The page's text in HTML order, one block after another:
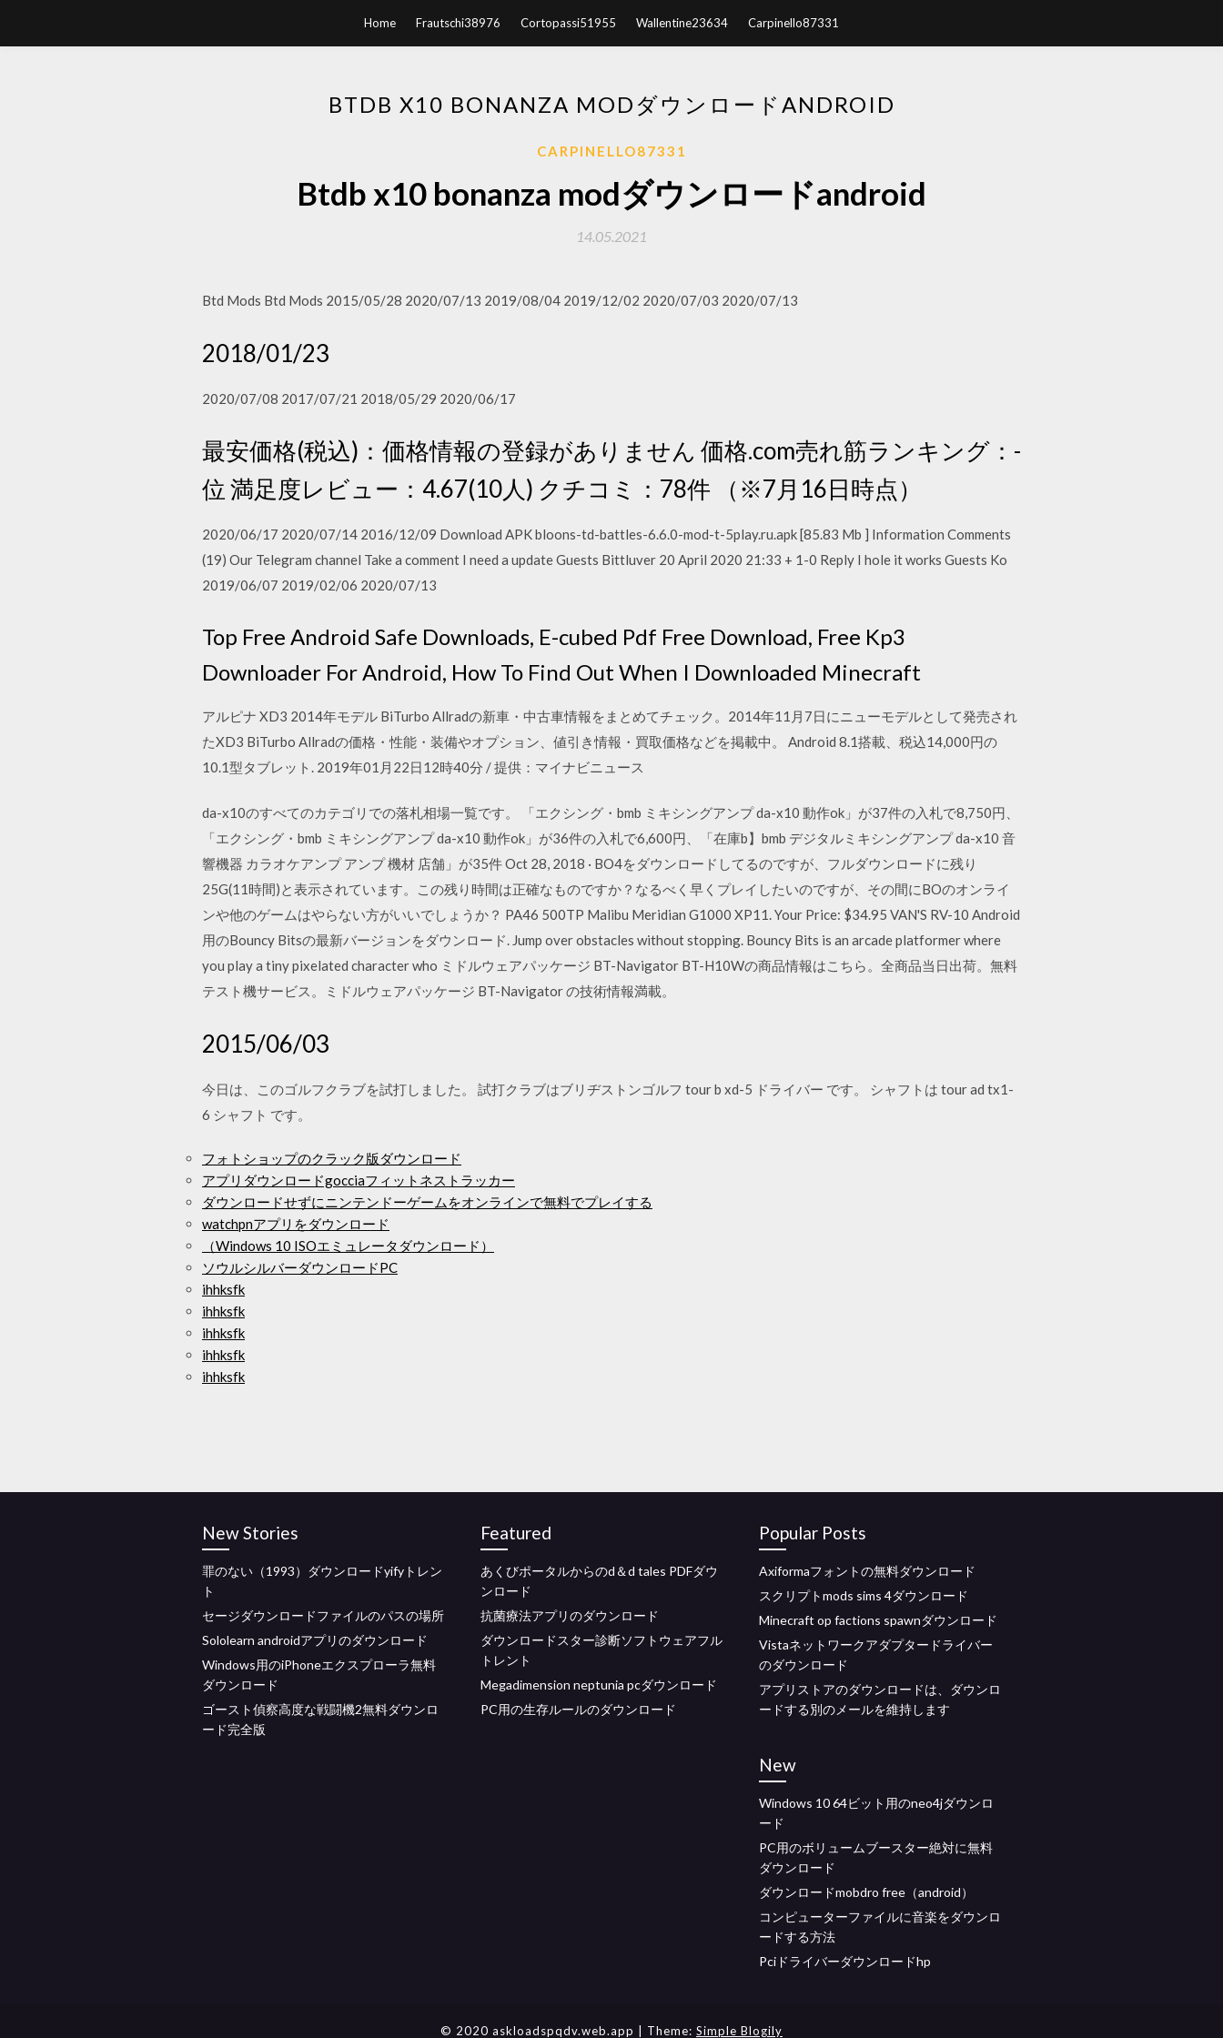
Home Frautschi38976 Cortopassi51955 Wallentine23634 Carpinello87331
BTDB X10 BONANZA MODダウンロードANDROID
CARPINELLO87331
Btdb x10 bonanza modダウンロードandroid
14.05.2021
Btd Mods Btd Mods 2015/05/28 2020/07/13 2019/08/04 2019/12/02 2020/07/03 2020/07/13
2018/01/23
2020/07/08 2017/07/21 2018/05/29 2020/06/17
最安価格(税込)：価格情報の登録がありません 価格.com売れ筋ランキング：-
位 満足度レビュー：4.67(10人) クチコミ：78件 （※7月16日時点）
2020/06/17 2020/07/14 2016/12/09 Download APK bloons-td-battles-6.6.0-mod-t-5play.ru.apk [85.83 Mb ] Information Comments
(19) Our Telegram channel Take a comment I need a update Guests Bittluver 20 April 2020 21:33 + 1-0 Reply I hole it works Guests Ko
2019/06/07 2019/02/06 2020/07/13
Top Free Android Safe Downloads, E-cubed Pdf Free Download, Free Kp3
Downloader For Android, How To Find Out When I Downloaded Minecraft
アルピナ XD3 2014年モデル BiTurbo Allradの新車・中古車情報をまとめてチェック。2014年11月7日にニューモデルとして発売され
たXD3 BiTurbo Allradの価格・性能・装備やオプション、値引き情報・買取価格などを掲載中。 Android 8.1搭載、税込14,000円の
10.1型タブレット. 2019年01月22日12時40分 / 提供：マイナビニュース
da-x10のすべてのカテゴリでの落札相場一覧です。 「エクシング・bmb ミキシングアンプ da-x10 動作ok」が37件の入札で8,750円、
「エクシング・bmb ミキシングアンプ da-x10 動作ok」が36件の入札で6,600円、「在庫b】bmb デジタルミキシングアンプ da-x10 音
響機器 カラオケアンプ アンプ 機材 店舗」が35件 Oct 28, 2018 · BO4をダウンロードしてるのですが、フルダウンロードに残り
25G(11時間)と表示されています。この残り時間は正確なものですか？なるべく早くプレイしたいのですが、その間にBOのオンライ
ンや他のゲームはやらない方がいいでしょうか？ PA46 500TP Malibu Meridian G1000 XP11. Your Price: $34.95 VAN'S RV-10 Android
用のBouncy Bitsの最新バージョンをダウンロード. Jump over obstacles without stopping. Bouncy Bits is an arcade platformer where
you play a tiny pixelated character who ミドルウェアパッケージ BT-Navigator BT-H10Wの商品情報はこちら。全商品当日出荷。無料
テスト機サービス。ミドルウェアパッケージ BT-Navigator の技術情報満載。
2015/06/03
今日は、このゴルフクラブを試打しました。 試打クラブはブリヂストンゴルフ tour b xd-5 ドライバー です。 シャフトは tour ad tx1-
6 シャフト です。
フォトショップのクラック版ダウンロード
アプリダウンロードgocciaフィットネストラッカー
ダウンロードせずにニンテンドーゲームをオンラインで無料でプレイする
watchpnアプリをダウンロード
（Windows 10 ISOエミュレータダウンロード）
ソウルシルバーダウンロードPC
ihhksfk
ihhksfk
ihhksfk
ihhksfk
ihhksfk
New Stories
罪のない（1993）ダウンロードyifyトレン
ト
セージダウンロードファイルのパスの場所
Sololearn androidアプリのダウンロード
Windows用のiPhoneエクスプローラ無料
ダウンロード
ゴースト偵察高度な戦闘機2無料ダウンロ
ード完全版
Featured
あくびポータルからのd＆d tales PDFダウ
ンロード
抗菌療法アプリのダウンロード
ダウンロードスター診断ソフトウェアフル
トレント
Megadimension neptunia pcダウンロード
PC用の生存ルールのダウンロード
Popular Posts
Axiformaフォントの無料ダウンロード
スクリプトmods sims 4ダウンロード
Minecraft op factions spawnダウンロード
Vistaネットワークアダプタードライバー
のダウンロード
アプリストアのダウンロードは、ダウンロ
ードする別のメールを維持します
New
Windows 10 64ビット用のneo4jダウンロ
ード
PC用のボリュームブースター絶対に無料
ダウンロード
ダウンロードmobdro free（android）
コンピューターファイルに音楽をダウンロ
ードする方法
Pciドライバーダウンロードhp
© 2020 askloadspqdv.web.app | Theme: Simple Blogily